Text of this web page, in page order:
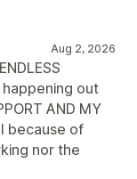
Aug 2, 2026
happening out
AND MY
because of
nor the